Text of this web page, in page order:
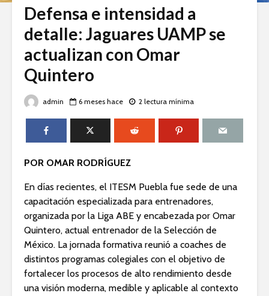
Defensa e intensidad a
detalle: Jaguares UAMP se
actualizan con Omar
Quintero
admin 6 meses hace 2 lectura mínima
POR OMAR RODRÍGUEZ
En días recientes, el ITESM Puebla fue sede de una
capacitación especializada para entrenadores,
organizada por la Liga ABE y encabezada por Omar
Quintero, actual entrenador de la Selección de
México. La jornada formativa reunió a coaches de
distintos programas colegiales con el objetivo de
fortalecer los procesos de alto rendimiento desde
una visión moderna, medible y aplicable al contexto